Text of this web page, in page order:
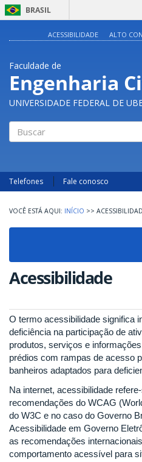
BRASIL
ACESSIBILIDADE ALTO
Faculdade de
Engenharia
UNIVERSIDADE FEDERAL DE
Telefones Fale conosco
INÍCIO >>
Acessibilidade
O termo acessibilidade significa
deficiência na participação de
produtos, serviços e
prédios com rampas de acesso
banheiros adaptados para
Na internet, acessibilidade
recomendações do WCAG
do W3C e no caso do Governo
Acessibilidade em Governo
as recomendações
comportamento acessível para